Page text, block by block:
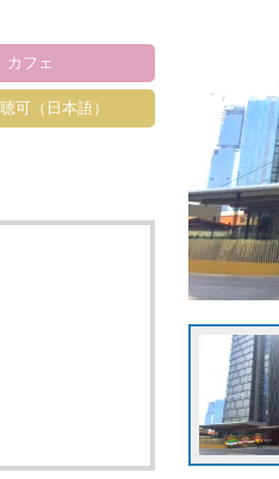
カフェ
可（日本語）